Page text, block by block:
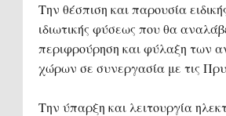
Την θέσπιση και παρουσία
ιδιωτικής φύσεως που θα
περιφρούρηση και φύλαξη των
χώρων σε συνεργασία με τις
Την ύπαρξη και λειτουργία